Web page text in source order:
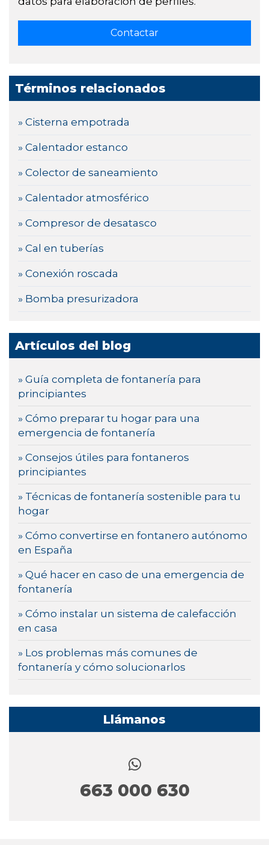
Términos relacionados
» Cisterna empotrada
» Calentador estanco
» Colector de saneamiento
» Calentador atmosférico
» Compresor de desatasco
» Cal en tuberías
» Conexión roscada
» Bomba presurizadora
Artículos del blog
» Guía completa de fontanería para
principiantes
» Cómo preparar tu hogar para una
emergencia de fontanería
» Consejos útiles para fontaneros
principiantes
» Técnicas de fontanería sostenible para tu
hogar
» Cómo convertirse en fontanero autónomo
en España
» Qué hacer en caso de una emergencia de
fontanería
» Cómo instalar un sistema de calefacción
en casa
» Los problemas más comunes de
fontanería y cómo solucionarlos
Llámanos
663 000 630